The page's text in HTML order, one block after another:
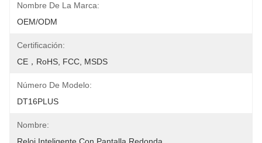
Nombre De La Marca:
OEM/ODM
Certificación:
CE，RoHS, FCC, MSDS
Número De Modelo:
DT16PLUS
Nombre: